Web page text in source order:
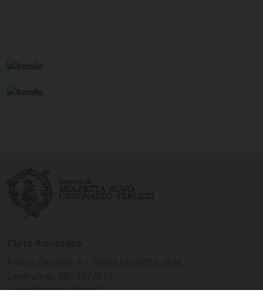
www.diocesimolfetta.it –